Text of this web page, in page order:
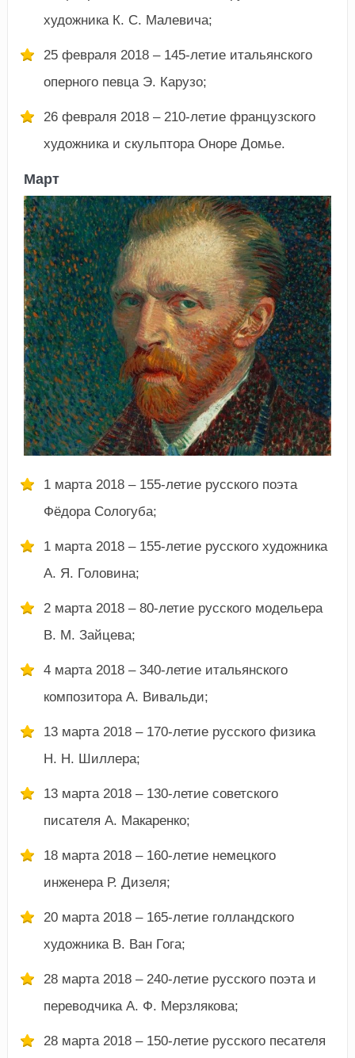
художника К. С. Малевича;
25 февраля 2018 – 145-летие итальянского
оперного певца Э. Карузо;
26 февраля 2018 – 210-летие французского
художника и скульптора Оноре Домье.
Март
1 марта 2018 – 155-летие русского поэта
Фёдора Сологуба;
1 марта 2018 – 155-летие русского художника
А. Я. Головина;
2 марта 2018 – 80-летие русского модельера
В. М. Зайцева;
4 марта 2018 – 340-летие итальянского
композитора А. Вивальди;
13 марта 2018 – 170-летие русского физика
Н. Н. Шиллера;
13 марта 2018 – 130-летие советского
писателя А. Макаренко;
18 марта 2018 – 160-летие немецкого
инженера Р. Дизеля;
20 марта 2018 – 165-летие голландского
художника В. Ван Гога;
28 марта 2018 – 240-летие русского поэта и
переводчика А. Ф. Мерзлякова;
28 марта 2018 – 150-летие русского песателя